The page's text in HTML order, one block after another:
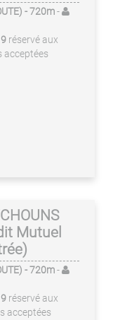
- 720m-
réservé aux
acceptées
Mutuel
- 720m-
réservé aux
acceptées